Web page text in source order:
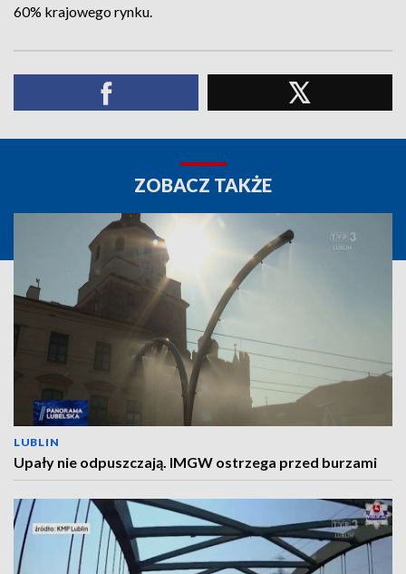
60% krajowego rynku.
ZOBACZ TAKŻE
LUBLIN
Upały nie odpuszczają. IMGW ostrzega przed burzami